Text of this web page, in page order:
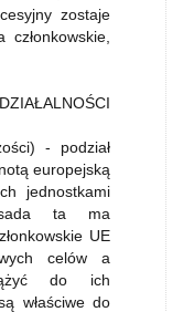
zostaje
- podział
europejską
jednostkami
ta ma
UE
celów a
do ich
właściwe do